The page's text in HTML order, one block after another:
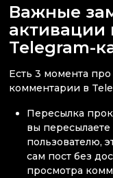
Важные
активации
Telegram-
Есть 3 момента
комментарии в
Пересылка
вы
пользователю,
сам пост без
просмотра